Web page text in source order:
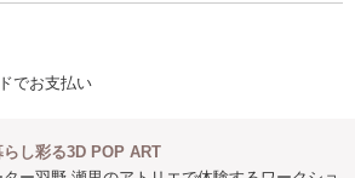
でお支払い
し彩る3D POP ART